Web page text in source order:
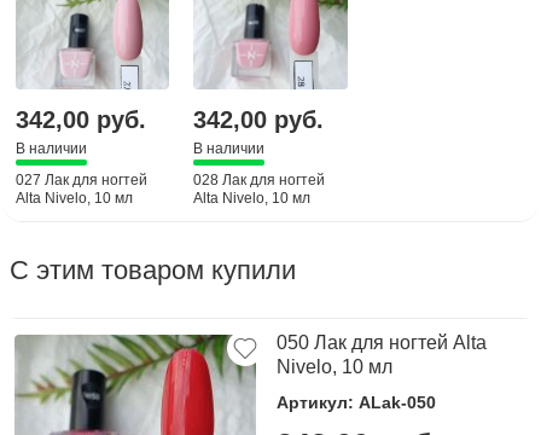
342,00 руб.
В наличии
027 Лак для ногтей
Alta Nivelo, 10 мл
342,00 руб.
В наличии
028 Лак для ногтей
Alta Nivelo, 10 мл
С этим товаром купили
050 Лак для ногтей Alta
Nivelo, 10 мл
Артикул: ALak-050